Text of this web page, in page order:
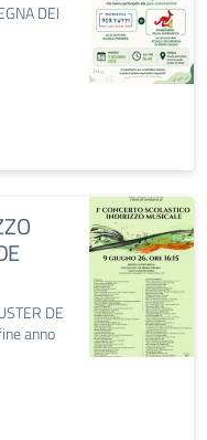
DEI
DE
anno